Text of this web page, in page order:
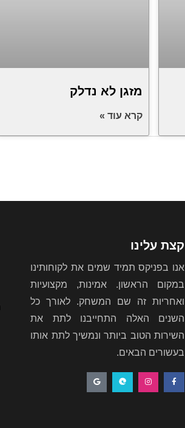
מזגן לא נדלק
קרא עוד »
קצת עלינו
אנו בפניקס תמיד שמים את לקוחותינו
במקום הראשון. אמינות, מקצועיות
ואחריות זה שם המשחק. לאורך כל
השנים האלה התחייבנו לתת את
השירות הטוב ביותר ונמשיך לתת אותו
בעשורים הבאים.
F
I
E
G